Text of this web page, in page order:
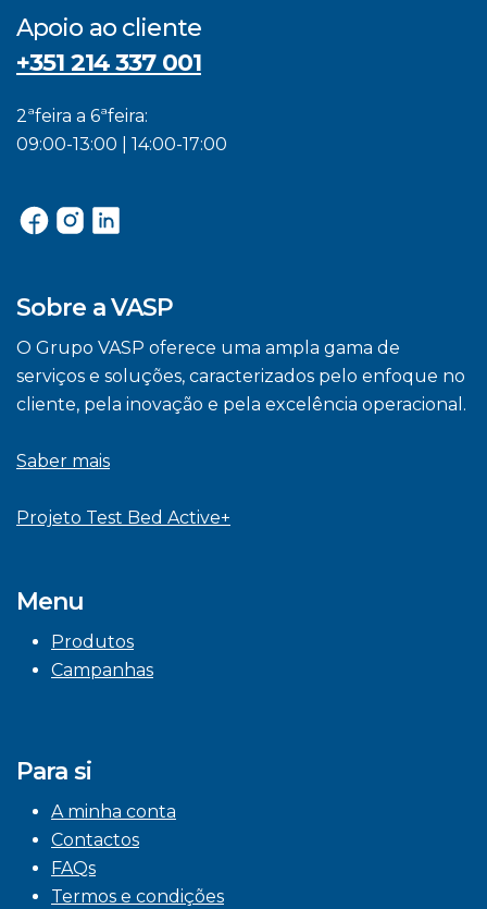
Apoio ao cliente
+351 214 337 001
2ªfeira a 6ªfeira:
09:00-13:00 | 14:00-17:00
Sobre a VASP
O Grupo VASP oferece uma ampla gama de
serviços e soluções, caracterizados pelo enfoque no
cliente, pela inovação e pela excelência operacional.
Saber mais
Projeto Test Bed Active+
Menu
Produtos
Campanhas
Para si
A minha conta
Contactos
FAQs
Termos e condições